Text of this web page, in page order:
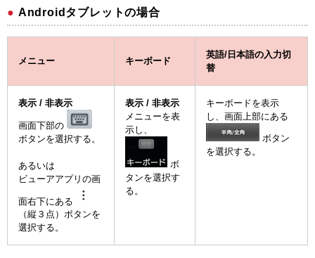
Androidタブレットの場合
メニュー キーボード
英語/日本語の入力切
替
表示 / 非表示
画面下部の
ボタンを選択する。
あるいは
ビューアアプリの画
面右下にある
（縦３点）ボタンを
選択する。
表示 / 非表示
メニューを表
示し、
ボ
タンを選択す
る。
キーボードを表示
し、画面上部にある
ボタン
を選択する。